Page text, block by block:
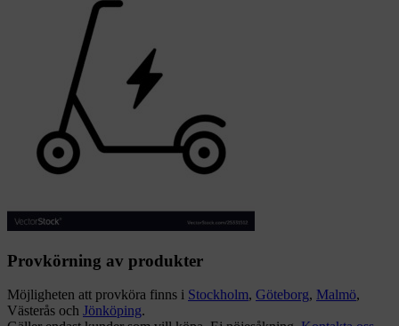
Provkörning av produkter
Möjligheten att provköra finns i Stockholm, Göteborg, Malmö,
Västerås och Jönköping.